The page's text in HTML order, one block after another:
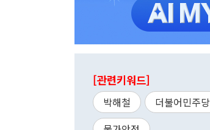
[관련키워드]
박해철 더불어민주당